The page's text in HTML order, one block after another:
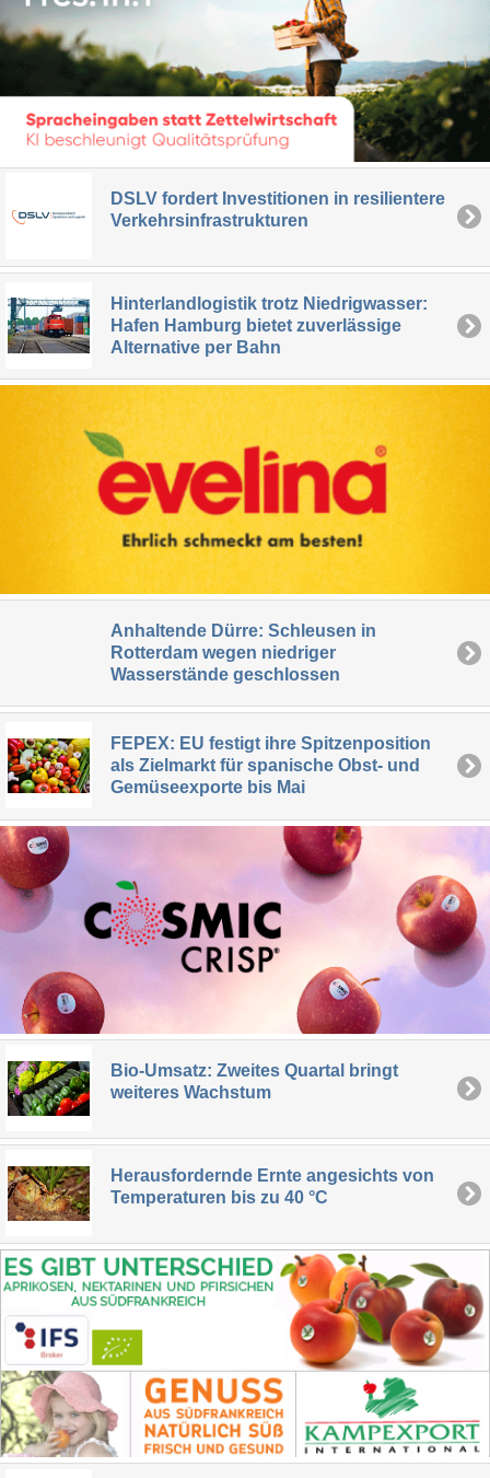
DSLV fordert Investitionen in resilientere
Verkehrsinfrastrukturen
Hinterlandlogistik trotz Niedrigwasser:
Hafen Hamburg bietet zuverlässige
Alternative per Bahn
Anhaltende Dürre: Schleusen in
Rotterdam wegen niedriger
Wasserstände geschlossen
FEPEX: EU festigt ihre Spitzenposition
als Zielmarkt für spanische Obst- und
Gemüseexporte bis Mai
Bio-Umsatz: Zweites Quartal bringt
weiteres Wachstum
Herausfordernde Ernte angesichts von
Temperaturen bis zu 40 °C